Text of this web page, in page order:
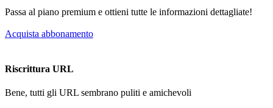
Passa al piano premium e ottieni tutte le informazioni dettagliate!
Acquista abbonamento
Riscrittura URL
Bene, tutti gli URL sembrano puliti e amichevoli